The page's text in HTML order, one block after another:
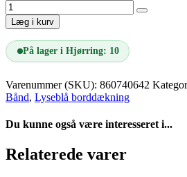
Læg i kurv
På lager i Hjørring: 10
Varenummer (SKU): 860740642
Bånd, Lyseblå borddækning
Du kunne også være interesseret i...
Relaterede varer